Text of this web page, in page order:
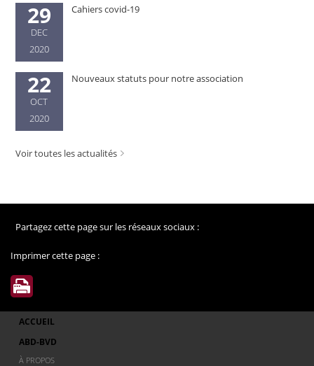
29
DEC
2020
Cahiers covid-19
22
OCT
2020
Nouveaux statuts pour notre association
Voir toutes les actualités
Partagez cette page sur les réseaux sociaux :
Imprimer cette page :
ACCUEIL
ABD-BVD
À PROPOS